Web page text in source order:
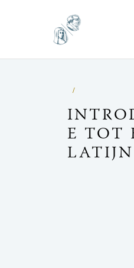
E TOT